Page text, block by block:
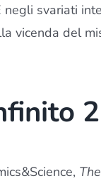
negli svariati
vicenda del